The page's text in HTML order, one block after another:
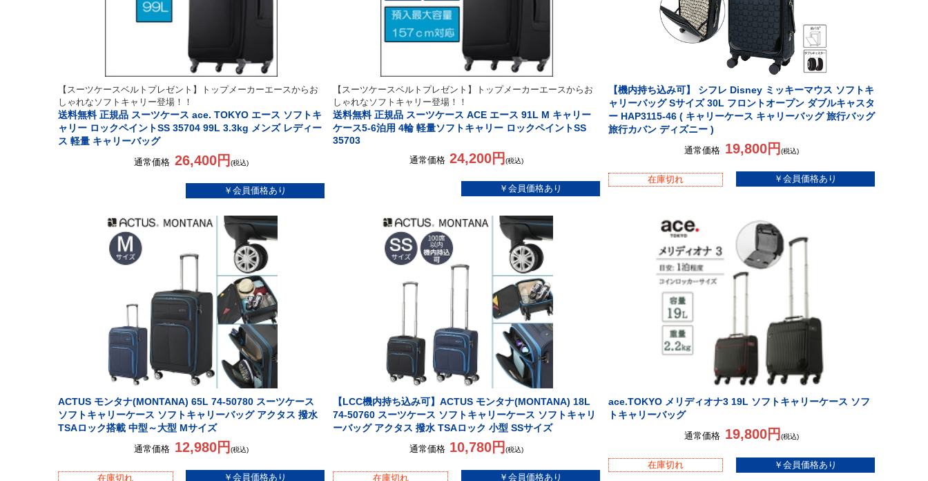
【スーツケースベルトプレゼント】トップメーカーエースからお
しゃれなソフトキャリー登場！！
送料無料 正規品 スーツケース ace. TOKYO エース ソフトキ
ャリー ロックペイントSS 35704 99L 3.3kg メンズ レディー
ス 軽量 キャリーバッグ
通常価格 26,400円 (税込)
【スーツケースベルトプレゼント】トップメーカーエースからお
しゃれなソフトキャリー登場！！
送料無料 正規品 スーツケース ACE エース 91L M キャリー
ケース5-6泊用 4輪 軽量ソフトキャリー ロックペイントSS
35703
通常価格 24,200円(税込)
【機内持ち込み可】 シフレ Disney ミッキーマウス ソフトキ
ャリーバッグ Sサイズ 30L フロントオープン ダブルキャスタ
ー HAP3115-46 ( キャリーケース キャリーバッグ 旅行バッグ
旅行カバン ディズニー )
通常価格 19,800円 (税込)
在庫切れ
ACTUS モンタナ(MONTANA) 65L 74-50780 スーツケース
ソフトキャリーケース ソフトキャリーバッグ アクタス 撥水
TSAロック搭載 中型～大型 Mサイズ
通常価格 12,980円 (税込)
在庫切れ
【LCC機内持ち込み可】ACTUS モンタナ(MONTANA) 18L
74-50760 スーツケース ソフトキャリーケース ソフトキャリ
ーバッグ アクタス 撥水 TSAロック 小型 SSサイズ
通常価格 10,780円(税込)
在庫切れ
ace.TOKYO メリディオナ3 19L ソフトキャリーケース ソフ
トキャリーバッグ
通常価格 19,800円 (税込)
在庫切れ